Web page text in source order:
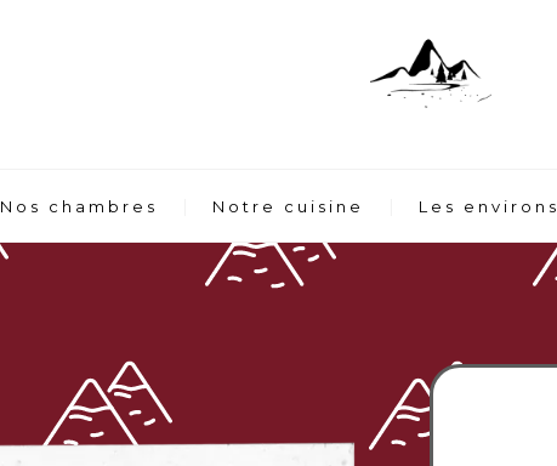
Nos chambres Notre cuisine Les environs